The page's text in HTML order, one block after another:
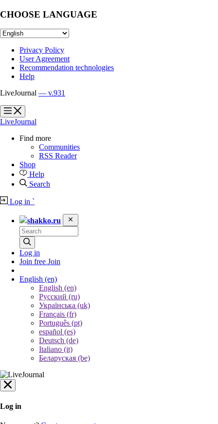
CHOOSE LANGUAGE
Privacy Policy
User Agreement
Recommendation technologies
Help
LiveJournal — v.931
?
?
LiveJournal
Find more
Communities
RSS Reader
Shop
Help
Search
Log in `
shakko.ru
Log in
Join free Join
English (en)
English (en)
Русский (ru)
Українська (uk)
Français (fr)
Português (pt)
español (es)
Deutsch (de)
Italiano (it)
Беларуская (be)
Log in